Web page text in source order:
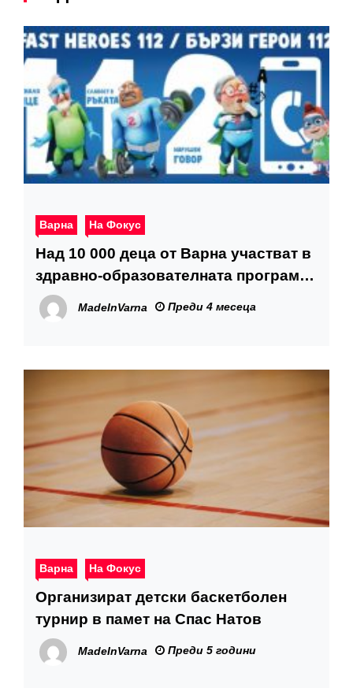
Варна На Фокус
Над 10 000 деца от Варна участват в
здравно-образователната програма
„Бързи герои 112“
MadeInVarna Преди 4 месеца
Варна На Фокус
Организират детски баскетболен
турнир в памет на Спас Натов
MadeInVarna Преди 5 години